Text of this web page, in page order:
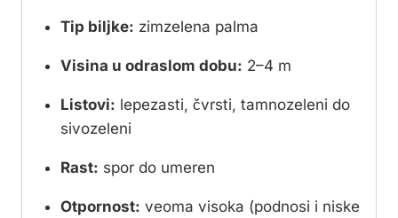
Tip biljke: zimzelena palma
Visina u odraslom dobu: 2–4 m
Listovi: lepezasti, čvrsti, tamnozeleni do
sivozeleni
Rast: spor do umeren
Otpornost: veoma visoka (podnosi i niske